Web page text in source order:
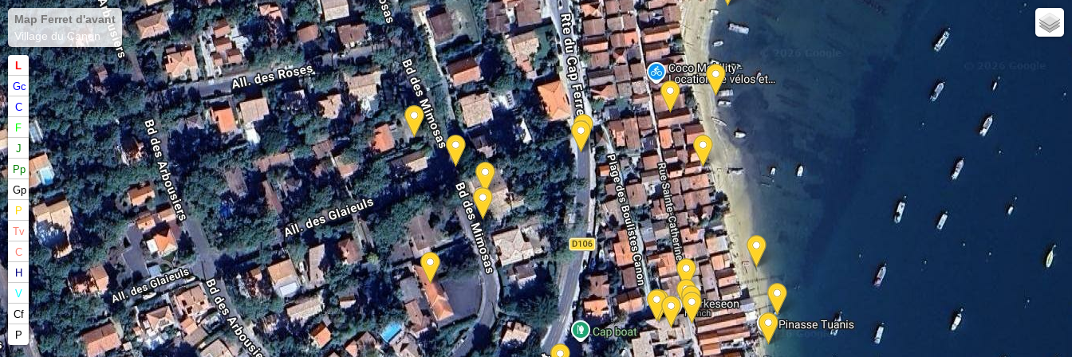
Map Ferret d'avant
Village du Canon
L
Gc
C
F
J
Pp
Gp
P
Tv
C
H
V
Cf
P